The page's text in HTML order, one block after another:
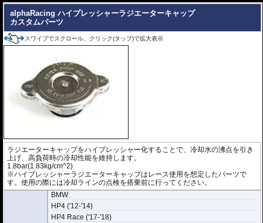
alphaRacing ハイプレッシャーラジエーターキャップ
カスタムパーツ
スワイプでスクロール、クリック(タップ)で拡大表示
ラジエーターキャップをハイプレッシャー化することで、冷却水の沸点を引き
上げ、高負荷時の冷却性能を維持します。
1.8bar(1.83kg/cm^2)
※ハイプレッシャーラジエーターキャップはレース使用を想定したパーツで
す。使用の際には冷却ラインの点検を搭乗前に行ってください。
BMW
HP4 ('12-'14)
HP4 Race ('17-'18)